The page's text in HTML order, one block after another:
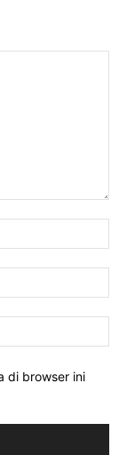
di browser ini